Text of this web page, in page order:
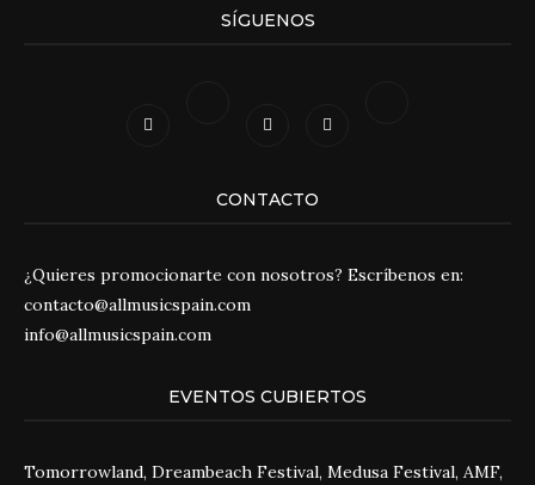
SÍGUENOS
CONTACTO
¿Quieres promocionarte con nosotros? Escríbenos en:
contacto@allmusicspain.com
info@allmusicspain.com
EVENTOS CUBIERTOS
Tomorrowland, Dreambeach Festival, Medusa Festival, AMF,